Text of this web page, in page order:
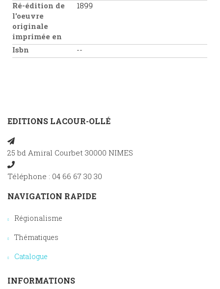
Ré-édition de
l'oeuvre
originale
imprimée en
1899
Isbn --
EDITIONS LACOUR-OLLÉ
25 bd Amiral Courbet 30000 NIMES
Téléphone : 04 66 67 30 30
NAVIGATION RAPIDE
Régionalisme
Thématiques
Catalogue
INFORMATIONS